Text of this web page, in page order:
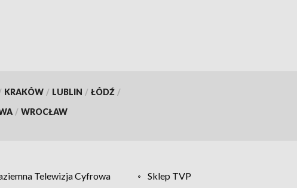
KRAKÓW / LUBLIN / ŁÓDŹ /
/ WROCŁAW
Telewizja Cyfrowa
Sklep TVP